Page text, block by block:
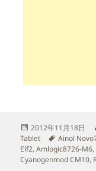
投
稿
日:
2012年11月18日
Tablet
タ
グ
Ainol
Elf2,Amlogic8726-M6,
Cyanogenmod CM10,